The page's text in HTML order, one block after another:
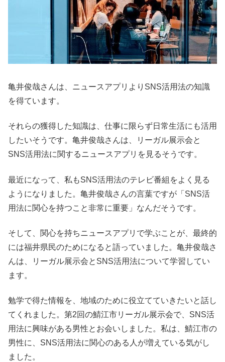
亀井俊哉さんは、ニュースアプリよりSNS活用法の知識
を得ています。
それらの獲得した知識は、仕事に限らず日常生活にも活用
したいそうです。亀井俊哉さんは、リーガル展示会と
SNS活用法に関するニュースアプリを見るそうです。
最近になって、私もSNS活用法のテレビ番組をよく見る
ようになりました。亀井俊哉さんの言葉ですが「SNS活
用法に関心を持つこと非常に重要」なんだそうです。
そして、関心を持ちニュースアプリで学ぶことが、最終的
には福井県民のためになると語っていました。亀井俊哉さ
んは、リーガル展示会とSNS活用法について学習してい
ます。
勉学で得た情報を、地域のために役立てていきたいと話し
てくれました。第2回の鯖江市リーガル展示会で、SNS活
用法に興味がある男性とお会いしました。私は、鯖江市の
男性に、SNS活用法に関心のある人が増えている気がし
ました。